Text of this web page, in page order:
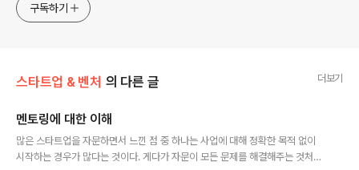
구독하기
스타트업 & 벤처 의 다른 글 더보기
멘토링에 대한 이해
많은 스타트업을 자문하면서 느낀 점 중 하나는 사업에 대해 정확한 목적 없이
시작하는 경우가 많다는 것이다. 게다가 자문이 모든 문제를 해결해주는 것처럼